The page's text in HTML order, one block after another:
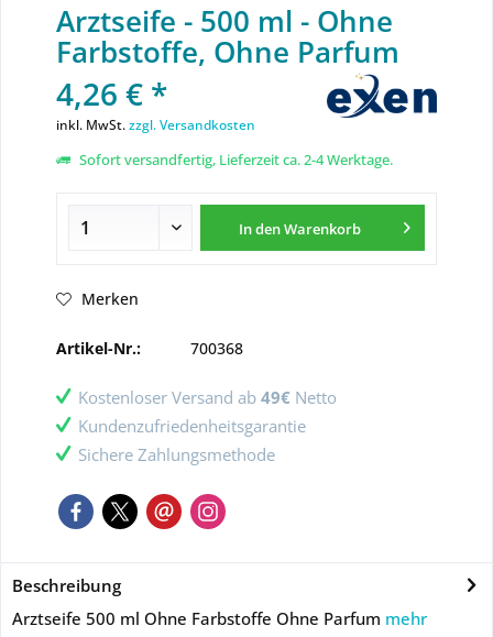
Arztseife - 500 ml - Ohne
Farbstoffe, Ohne Parfum
4,26 € *
inkl. MwSt.zzgl. Versandkosten
Sofort versandfertig, Lieferzeit ca. 2-4 Werktage.
In denWarenkorb
Merken
Artikel-Nr.: 700368
Kostenloser Versand ab 49€ Netto
Kundenzufriedenheitsgarantie
Sichere Zahlungsmethode
Beschreibung
Arztseife 500 ml Ohne Farbstoffe Ohne Parfum mehr